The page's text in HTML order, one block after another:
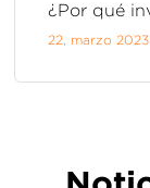
¿Por qué
22, marzo 2023